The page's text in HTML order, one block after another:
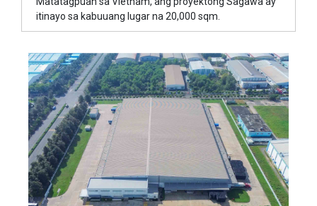
itinayo sa kabuuang lugar na 20,000 sqm.